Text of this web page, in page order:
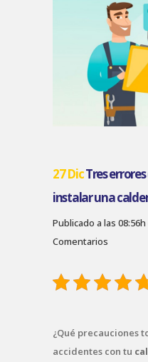
27 DicTres
instalar una
Publicado a las 08:56h
Comentarios
¿Qué precauciones
accidentes con tu